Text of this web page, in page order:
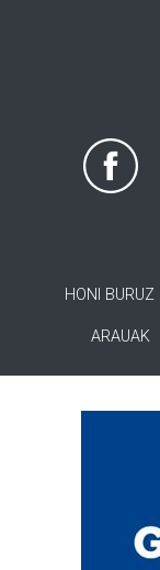
HONI BURUZ
ARAUAK